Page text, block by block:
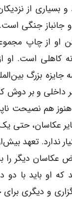
از
جانباز جنگى
او از چاپ
کاهلى است. او
جایزه بزرگ
داخلى و بر دوش
هم نصیحت
عکاسان، حتى یک
ندارد. تعهد
عکاسان دیگر را
که او باید با دو
و دیگری